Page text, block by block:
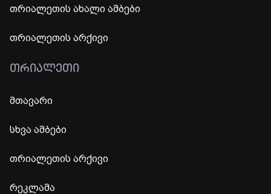
თრიალეთის ახალი ამბები
თრიალეთის არქივი
ᲗᲠᲘᲐᲚᲔᲗᲘ
მთავარი
სხვა ამბები
თრიალეთის არქივი
რეკლამა